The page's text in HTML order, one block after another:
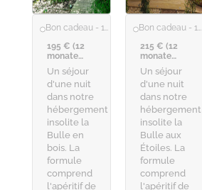
Bon cadeau - 1 nuit dans la Bulle en Bois
195 € (12
monate
gültig)
Un séjour
d'une nuit
dans notre
hébergement
insolite la
Bulle en
bois. La
formule
comprend
l'apéritif de
Bon cadeau - 1 nuit dans la Bulle aux Étoiles
215 € (12
monate
gültig)
Un séjour
d'une nuit
dans notre
hébergement
insolite la
Bulle aux
Étoiles. La
formule
comprend
l'apéritif de